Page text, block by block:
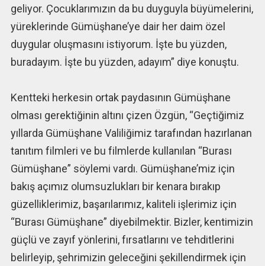
geliyor. Çocuklarımızın da bu duyguyla büyümelerini,
yüreklerinde Gümüşhane’ye dair her daim özel
duygular oluşmasını istiyorum. İşte bu yüzden,
buradayım. İşte bu yüzden, adayım” diye konuştu.
Kentteki herkesin ortak paydasının Gümüşhane
olması gerektiğinin altını çizen Özgün, “Geçtiğimiz
yıllarda Gümüşhane Valiliğimiz tarafından hazırlanan
tanıtım filmleri ve bu filmlerde kullanılan “Burası
Gümüşhane” söylemi vardı. Gümüşhane’miz için
bakış açımız olumsuzlukları bir kenara bırakıp
güzelliklerimiz, başarılarımız, kaliteli işlerimiz için
“Burası Gümüşhane” diyebilmektir. Bizler, kentimizin
güçlü ve zayıf yönlerini, fırsatlarını ve tehditlerini
belirleyip, şehrimizin geleceğini şekillendirmek için